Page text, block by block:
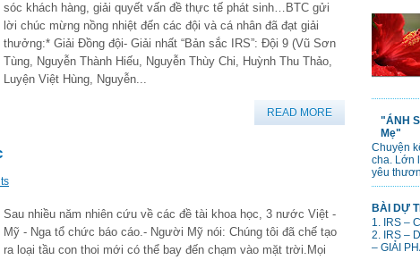
sóc khách hàng, giải quyết vấn đề thực tế phát sinh…BTC gửi
lời chúc mừng nồng nhiệt đến các đội và cá nhân đã đạt giải
thưởng:* Giải Đồng đội- Giải nhất “Bản sắc IRS”: Đội 9 (Vũ Sơn
Tùng, Nguyễn Thành Hiếu, Nguyễn Thùy Chi, Huỳnh Thu Thảo,
Luyện Việt Hùng, Nguyễn...
READ MORE
Sau nhiều năm nhiên cứu về các đề tài khoa học, 3 nước Việt -
Mỹ - Nga tổ chức báo cáo.- Người Mỹ nói: Chúng tôi đã chế tạo
ra loại tầu con thoi mới có thể bay đến chạm vào mặt trời.Mọi
"ÁNH
Mẹ"
Chuyện
cha. Lớn
yêu
BÀI DỰ
1. IRS –
2. IRS –
– GIẢI